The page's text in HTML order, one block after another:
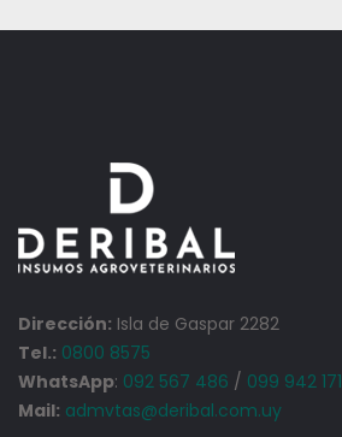
Dirección: Isla de Gaspar 2282
Tel.: 0800 8575
WhatsApp: 092 567 486 / 099 942 171
Mail: admvtas@deribal.com.uy